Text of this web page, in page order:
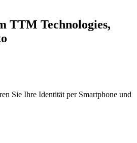
TTM Technologies,
Sie Ihre Identität per Smartphone und